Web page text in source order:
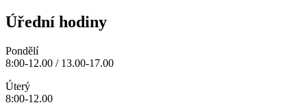
Úřední hodiny
Pondělí
8:00-12.00 / 13.00-17.00
Úterý
8:00-12.00